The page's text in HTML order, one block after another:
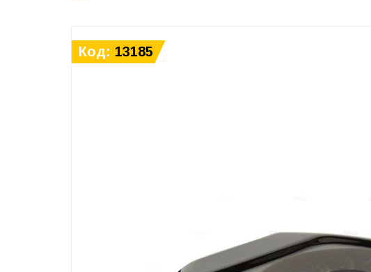
Код: 13185